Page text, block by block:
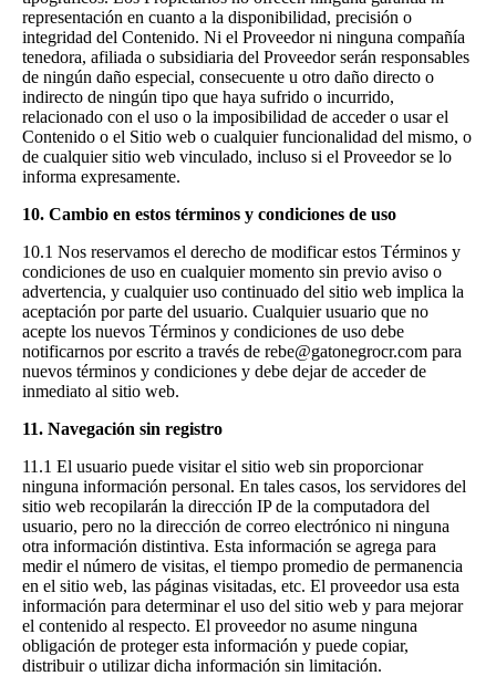
representación en cuanto a la disponibilidad, precisión o
integridad del Contenido. Ni el Proveedor ni ninguna compañía
tenedora, afiliada o subsidiaria del Proveedor serán responsables
de ningún daño especial, consecuente u otro daño directo o
indirecto de ningún tipo que haya sufrido o incurrido,
relacionado con el uso o la imposibilidad de acceder o usar el
Contenido o el Sitio web o cualquier funcionalidad del mismo, o
de cualquier sitio web vinculado, incluso si el Proveedor se lo
informa expresamente.
10. Cambio en estos términos y condiciones de uso
10.1 Nos reservamos el derecho de modificar estos Términos y
condiciones de uso en cualquier momento sin previo aviso o
advertencia, y cualquier uso continuado del sitio web implica la
aceptación por parte del usuario. Cualquier usuario que no
acepte los nuevos Términos y condiciones de uso debe
notificarnos por escrito a través de rebe@gatonegrocr.com para
nuevos términos y condiciones y debe dejar de acceder de
inmediato al sitio web.
11. Navegación sin registro
11.1 El usuario puede visitar el sitio web sin proporcionar
ninguna información personal. En tales casos, los servidores del
sitio web recopilarán la dirección IP de la computadora del
usuario, pero no la dirección de correo electrónico ni ninguna
otra información distintiva. Esta información se agrega para
medir el número de visitas, el tiempo promedio de permanencia
en el sitio web, las páginas visitadas, etc. El proveedor usa esta
información para determinar el uso del sitio web y para mejorar
el contenido al respecto. El proveedor no asume ninguna
obligación de proteger esta información y puede copiar,
distribuir o utilizar dicha información sin limitación.